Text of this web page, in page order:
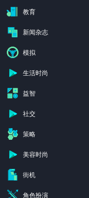
教育
新闻杂志
模拟
生活时尚
益智
社交
策略
美容时尚
街机
角色扮演